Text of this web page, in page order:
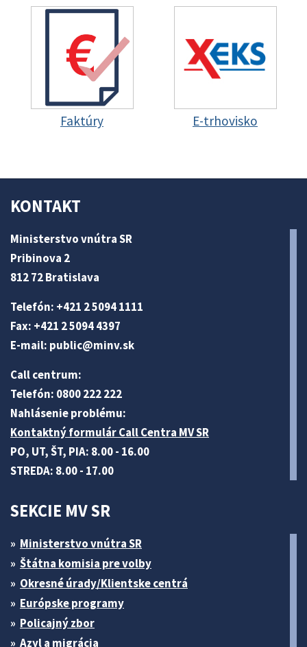
Faktúry E-trhovisko
KONTAKT
Ministerstvo vnútra SR
Pribinova 2
812 72 Bratislava
Telefón: +421 2 5094 1111
Fax: +421 2 5094 4397
E-mail: public@minv.sk
Call centrum:
Telefón: 0800 222 222
Nahlásenie problému:
Kontaktný formulár Call Centra MV SR
PO, UT, ŠT, PIA: 8.00 - 16.00
STREDA: 8.00 - 17.00
SEKCIE MV SR
Ministerstvo vnútra SR
Štátna komisia pre volby
Okresné úrady/Klientske centrá
Európske programy
Policajný zbor
Azyl a migrácia